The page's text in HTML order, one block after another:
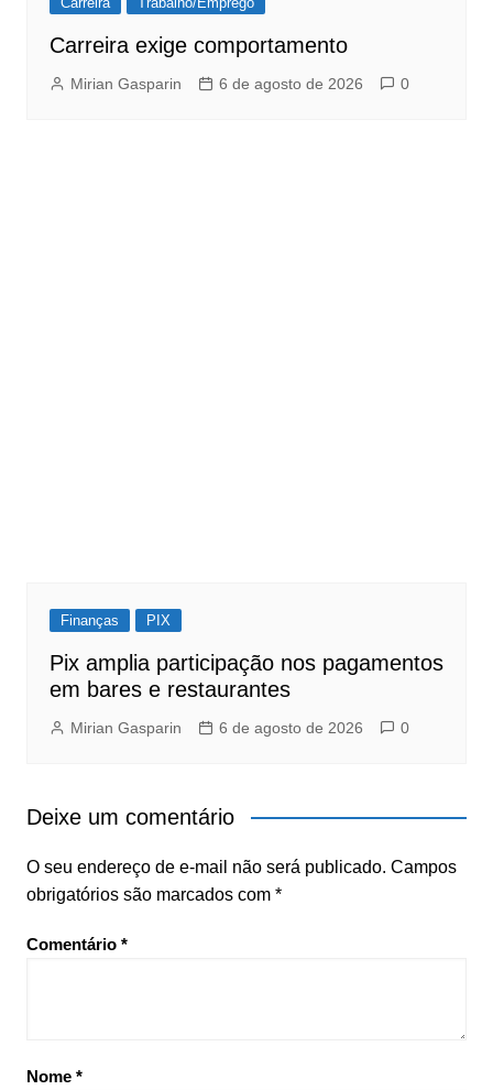
Carreira exige comportamento
Mirian Gasparin 6 de agosto de 2026 0
Finanças PIX
Pix amplia participação nos pagamentos
em bares e restaurantes
Mirian Gasparin 6 de agosto de 2026 0
Deixe um comentário
O seu endereço de e-mail não será publicado. Campos
obrigatórios são marcados com *
Comentário *
Nome *